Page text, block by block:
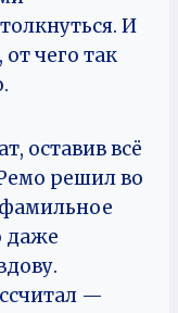
И
от чего так
оставив всё
решил во
фамильное
даже
—